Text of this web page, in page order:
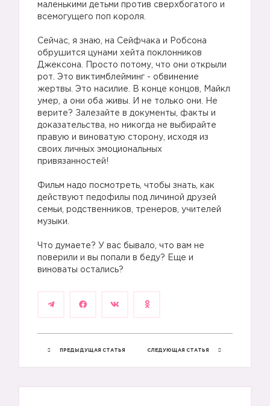
1️⃣
2️⃣
маленькими детьми против сверхбогатого и
всемогущего поп короля.
Сейчас, я знаю, на Сейфчака и Робсона
обрушится цунами хейта поклонников
Джексона. Просто потому, что они открыли
рот. Это виктимблейминг - обвинение
жертвы. Это насилие. В конце концов, Майкл
умер, а они оба живы. И не только они. Не
верите? Залезайте в документы, факты и
доказательства, но никогда не выбирайте
правую и виноватую сторону, исходя из
своих личных эмоциональных
привязанностей!
Фильм надо посмотреть, чтобы знать, как
действуют педофилы под личиной друзей
семьи, родственников, тренеров, учителей
музыки.
Что думаете? У вас бывало, что вам не
поверили и вы попали в беду? Еще и
виноваты остались?
ПРЕДЫДУЩАЯ СТАТЬЯ СЛЕДУЮЩАЯ СТАТЬЯ